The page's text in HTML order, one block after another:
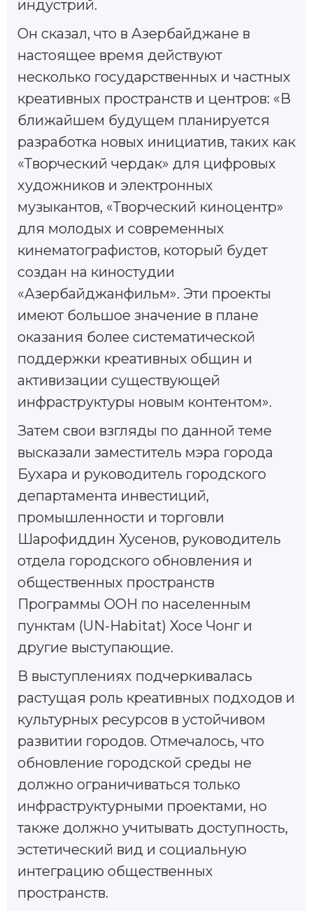
индустрий.
Он сказал, что в Азербайджане в
настоящее время действуют
несколько государственных и частных
креативных пространств и центров: «В
ближайшем будущем планируется
разработка новых инициатив, таких как
«Творческий чердак» для цифровых
художников и электронных
музыкантов, «Творческий киноцентр»
для молодых и современных
кинематографистов, который будет
создан на киностудии
«Азербайджанфильм». Эти проекты
имеют большое значение в плане
оказания более систематической
поддержки креативных общин и
активизации существующей
инфраструктуры новым контентом».
Затем свои взгляды по данной теме
высказали заместитель мэра города
Бухара и руководитель городского
департамента инвестиций,
промышленности и торговли
Шарофиддин Хусенов, руководитель
отдела городского обновления и
общественных пространств
Программы ООН по населенным
пунктам (UN-Habitat) Хосе Чонг и
другие выступающие.
В выступлениях подчеркивалась
растущая роль креативных подходов и
культурных ресурсов в устойчивом
развитии городов. Отмечалось, что
обновление городской среды не
должно ограничиваться только
инфраструктурными проектами, но
также должно учитывать доступность,
эстетический вид и социальную
интеграцию общественных
пространств.